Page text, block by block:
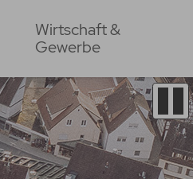
Wirtschaft &
Gewerbe